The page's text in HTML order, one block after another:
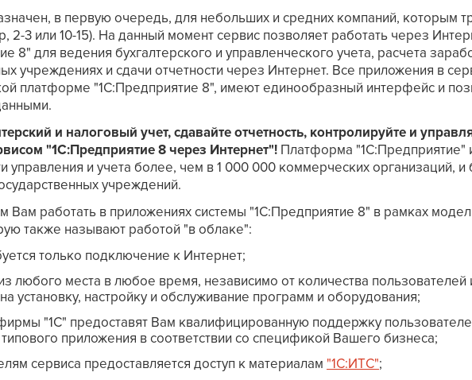
в первую очередь, для небольших и средних компаний, которым
2-3 или 10-15). На данный момент сервис позволяет работать через
8" для ведения бухгалтерского и управленческого учета, расчета
учреждениях и сдачи отчетности через Интернет. Все приложения в
платформе "1С:Предприятие 8", имеют единообразный интерфейс и
и налоговый учет, сдавайте отчетность, контролируйте и
"1С:Предприятие 8 через Интернет"! Платформа "1С:Предприятие"
управления и учета более, чем в 1 000 000 коммерческих организаций,
учреждений.
Вам работать в приложениях системы "1С:Предприятие 8" в рамках
также называют работой "в облаке":
только подключение к Интернет;
любого места в любое время, независимо от количества
установку, настройку и обслуживание программ и оборудования;
"1С" предоставят Вам квалифицированную поддержку
приложения в соответствии со спецификой Вашего бизнеса;
сервиса предоставляется доступ к материалам "1C:ИТС";